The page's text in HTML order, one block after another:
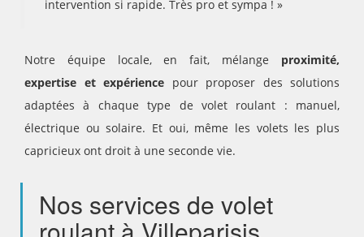
intervention si rapide. Très pro et sympa ! »
Notre équipe locale, en fait, mélange proximité,
expertise et expérience pour proposer des solutions
adaptées à chaque type de volet roulant : manuel,
électrique ou solaire. Et oui, même les volets les plus
capricieux ont droit à une seconde vie.
Nos services de volet